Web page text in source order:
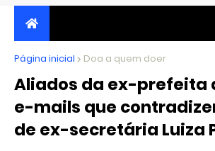
JORNALISMO INDEPENDENTE,
CRÍTICO
Página inicial Doa a quem doer
Aliados da ex-prefeita
e-mails que
de ex-secretária Luiza